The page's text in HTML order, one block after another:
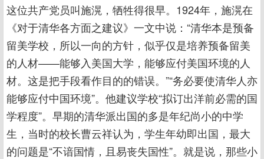
这位共产党员叫施滉，牺牲得很早。1924年，施滉在
《对于清华各方面之建议》一文中说：“清华本是预备
留美学校，所以一向的方针，似乎仅是培养预备留美
的人材——能够入美国大学，能够应付美国环境的人
材。这是把手段看作目的的错误。”“务必要使清华人亦
能够应付中国环境”。他建议学校“拟订出洋前必需的国
学程度”。早期的清华派出国的多是年纪尚小的中学
生，当时的校长曹云祥认为，学生年幼即出国，最大
的问题是“不谙国情，且易丧失国性”。就是说，那些小